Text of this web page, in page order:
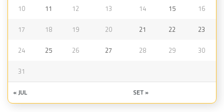
10 11 12 13 14 15 16
17 18 19 20 21 22 23
24 25 26 27 28 29 30
31
« JUL SET »